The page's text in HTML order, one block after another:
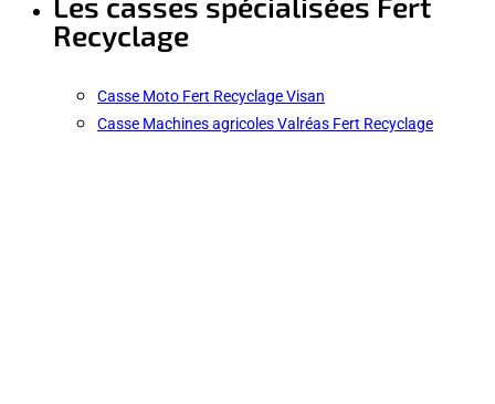
Recyclage
Casse Moto Fert Recyclage Visan
Casse Machines agricoles Valréas Fert Recyclage